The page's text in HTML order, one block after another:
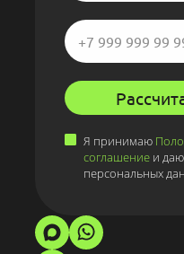
Я принимаю
соглашение и даю
персональных